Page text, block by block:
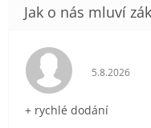
Hodnocení
5.8.2026
+ rychlé dodání